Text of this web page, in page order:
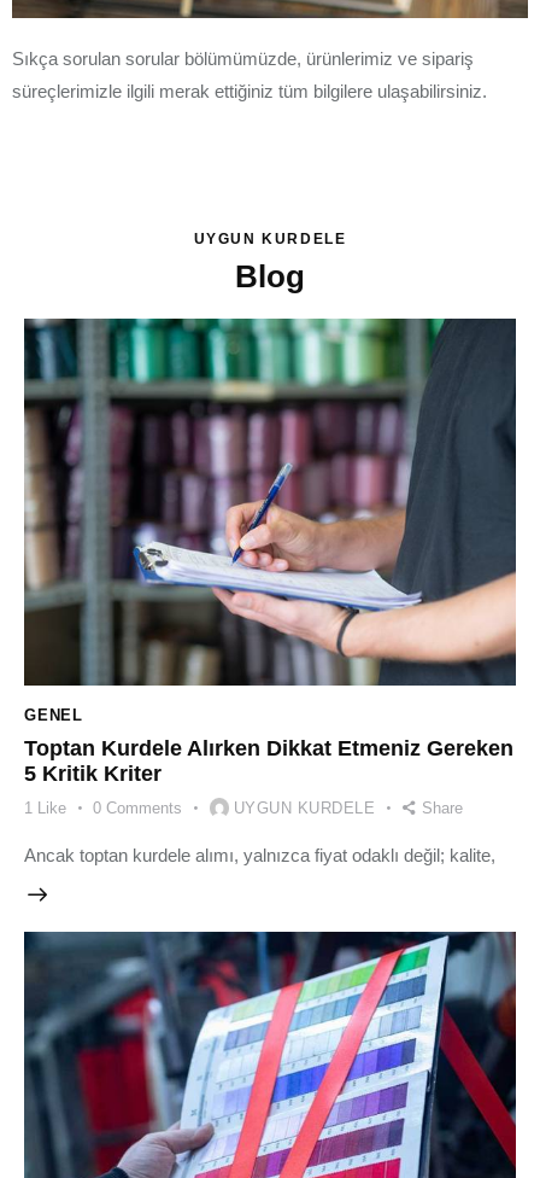
Sıkça sorulan sorular bölümümüzde, ürünlerimiz ve sipariş
süreçlerimizle ilgili merak ettiğiniz tüm bilgilere ulaşabilirsiniz.
UYGUN KURDELE
Blog
GENEL
Toptan Kurdele Alırken Dikkat Etmeniz Gereken
5 Kritik Kriter
1 Like 0 Comments UYGUN KURDELE Share
Ancak toptan kurdele alımı, yalnızca fiyat odaklı değil; kalite,